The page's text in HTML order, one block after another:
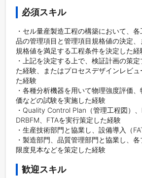
必須スキル
・セル量産製造工程の構築において、
品の管理項目と管理項目規格値の決定
規格値を満足する工程条件を決定した経
・上記を決定する上で、検証計画の策
た経験、またはプロセスデザインレビュ
た経験
・各種分析機器を用いて物理強度評価
価などの試験を実施した経験
・Quality Control Plan（管理工程図）、
DRBFM、FTAを実行策定した経験
・生産技術部門と協業し、設備導入（
・製造部門、品質管理部門と協業し、各
限度見本などを策定した経験
歓迎スキル